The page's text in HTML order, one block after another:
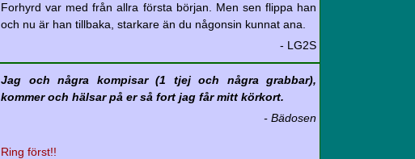
Forhyrd var med från allra första början. Men sen flippa han
och nu är han tillbaka, starkare än du någonsin kunnat ana.
- LG2S
Jag och några kompisar (1 tjej och några grabbar),
kommer och hälsar på er så fort jag får mitt körkort.
- Bädosen
Ring först!!